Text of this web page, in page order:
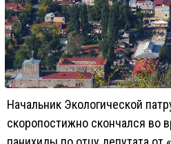
Начальник Экологической
скоропостижно скончался во